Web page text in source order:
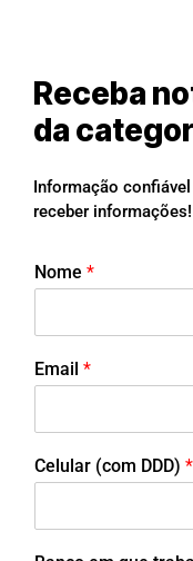
Receba
da
Informação
receber informações!
Nome *
Email *
Celular (com DDD) *